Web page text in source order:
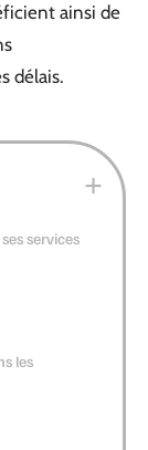
ainsi de
délais.
services
les